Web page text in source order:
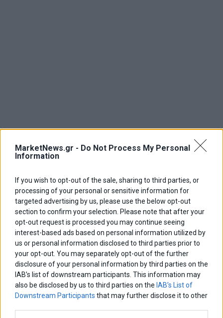
MarketNews.gr - Do Not Process My Personal
Information
If you wish to opt-out of the sale, sharing to third parties, or
processing of your personal or sensitive information for
targeted advertising by us, please use the below opt-out
section to confirm your selection. Please note that after your
opt-out request is processed you may continue seeing
interest-based ads based on personal information utilized by
us or personal information disclosed to third parties prior to
your opt-out. You may separately opt-out of the further
disclosure of your personal information by third parties on the
IAB’s list of downstream participants. This information may
also be disclosed by us to third parties on the IAB’s List of
Downstream Participants that may further disclose it to other
ΑΡΘΡΟΓΡΑΦΟΙ
Ελευθερία Κούρταλη
Οι «τιμωροί» των ομολόγων επέστρεψαν
Εύη Φραγκάκη
«Αυτό είναι που μένει. Το συναίσθημα που αφήνουμε πίσω
μας»
Σταματίνα Σταματάκου
Η βία κατά των ζώων δεν αντέχει βολικές ερμηνείες